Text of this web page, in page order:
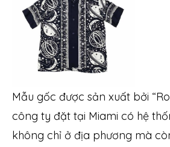
Mẫu gốc được sản xuất bởi
công ty đặt tại Miami có hệ
không chỉ ở địa phương mà